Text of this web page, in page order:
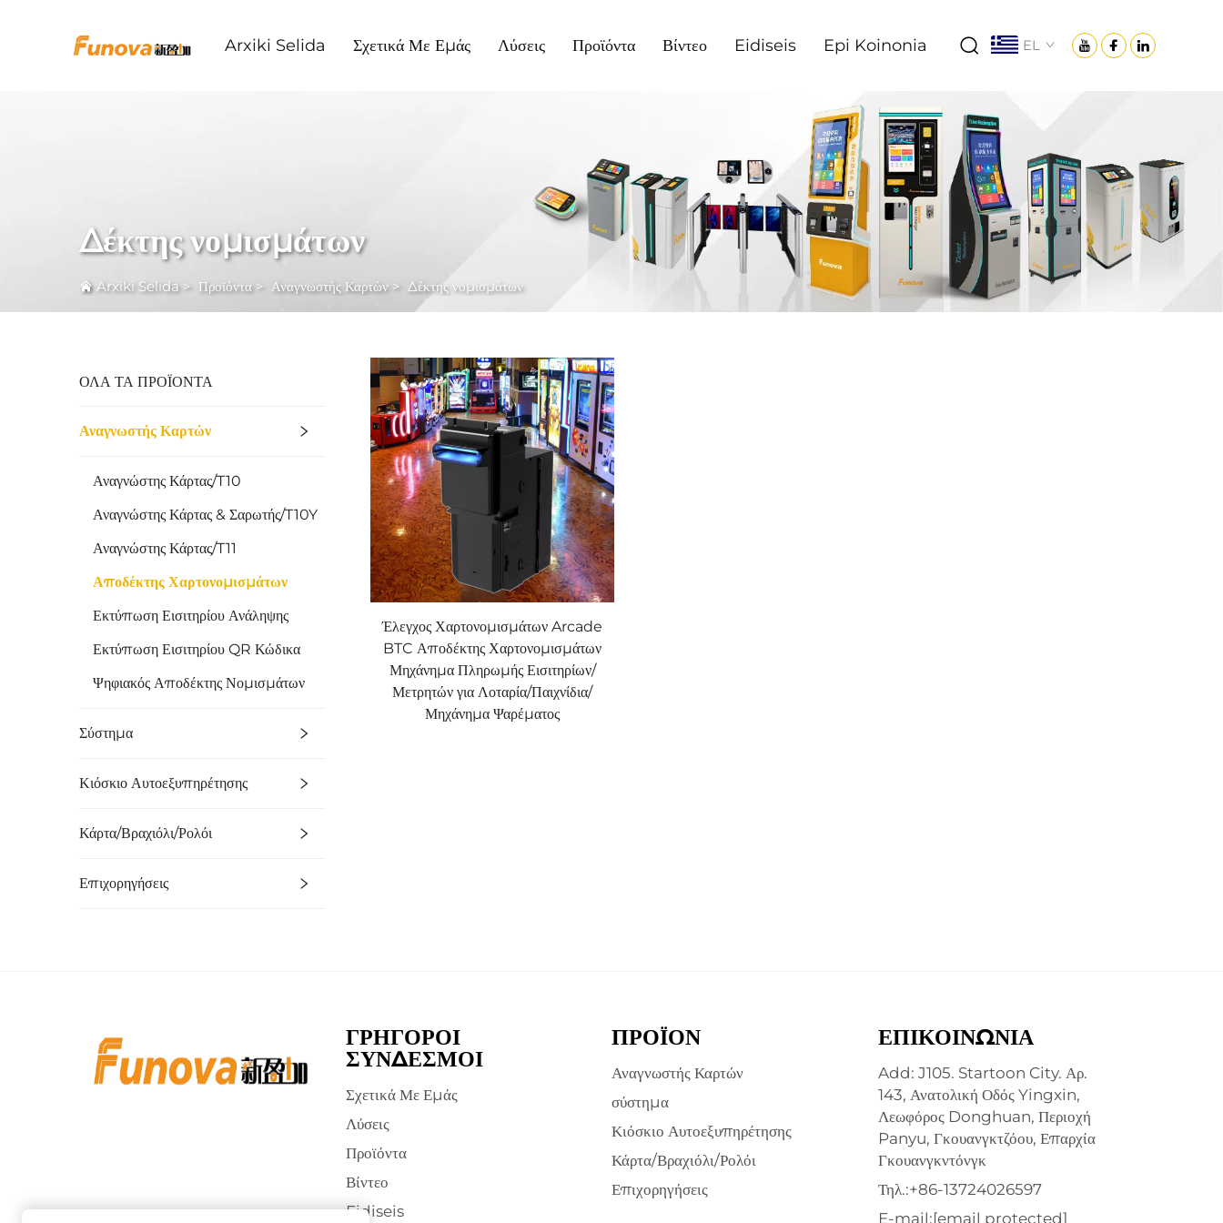
Arxiki Selida Σχετικά Με Εμάς Λύσεις Προϊόντα Βίντεο Eidiseis Epi Koinonia EL
Δέκτης νομισμάτων
Arxiki Selida> Προϊόντα> Αναγνωστής Καρτών> Δέκτης νομισμάτων
ΟΛΑ ΤΑ ΠΡΟΪΟΝΤΑ
Αναγνωστής Καρτών
Αναγνώστης Κάρτας/T10
Αναγνώστης Κάρτας & Σαρωτής/T10Y
Αναγνώστης Κάρτας/T11
Αποδέκτης Χαρτονομισμάτων
Εκτύπωση Εισιτηρίου Ανάληψης
Εκτύπωση Εισιτηρίου QR Κώδικα
Ψηφιακός Αποδέκτης Νομισμάτων
Σύστημα
Κιόσκιο Αυτοεξυπηρέτησης
Κάρτα/Βραχιόλι/Ρολόι
Επιχορηγήσεις
Έλεγχος Χαρτονομισμάτων Arcade
BTC Αποδέκτης Χαρτονομισμάτων
Μηχάνημα Πληρωμής Εισιτηρίων/
Μετρητών για Λοταρία/Παιχνίδια/
Μηχάνημα Ψαρέματος
ΓΡΉΓΟΡΟΙ
ΣΎΝΔΕΣΜΟΙ
Σχετικά Με Εμάς
Λύσεις
Προϊόντα
Βίντεο
Eidiseis
ΠΡΟΪΌΝ
Αναγνωστής Καρτών
σύστημα
Κιόσκιο Αυτοεξυπηρέτησης
Κάρτα/Βραχιόλι/Ρολόι
Επιχορηγήσεις
ΕΠΙΚΟΙΝΩΝΊΑ
Add: J105. Startoon City. Αρ.
143, Ανατολική Οδός Yingxin,
Λεωφόρος Donghuan, Περιοχή
Panyu, Γκουανγκτζόου, Επαρχία
Γκουανγκντόνγκ
Τηλ.:+86-13724026597
E-mail:[email protected]